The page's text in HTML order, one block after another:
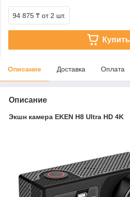
94 875 ₸ от 2 шт.
Купить
Описание Доставка Оплата
Описание
Экшн камера EKEN H8 Ultra HD 4K